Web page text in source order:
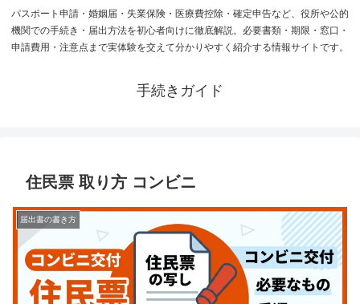
パスポート申請・婚姻届・失業保険・医療費控除・確定申告など、役所や公的
機関での手続き・届出方法を初心者向けに徹底解説。必要書類・期限・窓口・
申請費用・注意点まで実体験を交えて分かりやすく紹介する情報サイトです。
手続きガイド
住民票 取り方 コンビニ
届出書の書き方